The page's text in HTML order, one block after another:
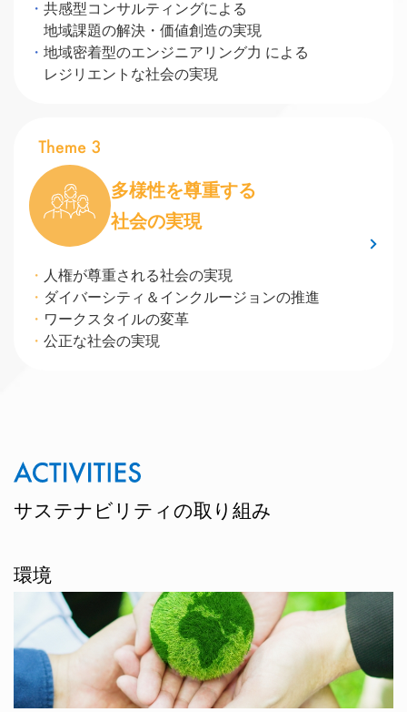
共感型コンサルティングによる
地域課題の解決・価値創造の実現
地域密着型のエンジニアリング力 による
レジリエントな社会の実現
多様性を尊重する
社会の実現
人権が尊重される社会の実現
ダイバーシティ＆インクルージョンの推進
ワークスタイルの変革
公正な社会の実現
サステナビリティの取り組み
環境